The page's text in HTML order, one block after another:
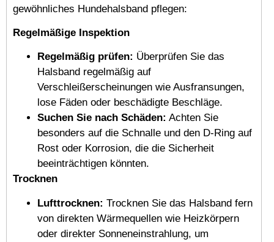
gewöhnliches Hundehalsband pflegen:
Regelmäßige Inspektion
Regelmäßig prüfen: Überprüfen Sie das
Halsband regelmäßig auf
Verschleißerscheinungen wie Ausfransungen,
lose Fäden oder beschädigte Beschläge.
Suchen Sie nach Schäden: Achten Sie
besonders auf die Schnalle und den D-Ring auf
Rost oder Korrosion, die die Sicherheit
beeinträchtigen könnten.
Trocknen
Lufttrocknen: Trocknen Sie das Halsband fern
von direkten Wärmequellen wie Heizkörpern
oder direkter Sonneneinstrahlung, um